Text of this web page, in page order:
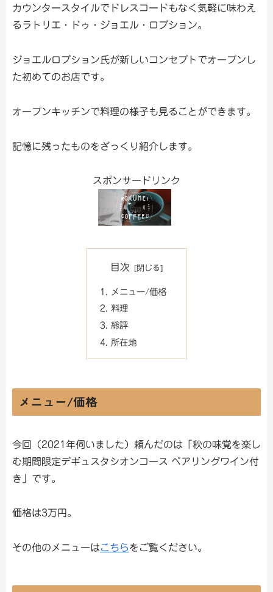
カウンタースタイルでドレスコードもなく気軽に味わえ
るラトリエ・ドゥ・ジョエル・ロブション。
ジョエルロブション氏が新しいコンセプトでオープンし
た初めてのお店です。
オープンキッチンで料理の様子も見ることができます。
記憶に残ったものをざっくり紹介します。
スポンサードリンク
目次
メニュー/価格
料理
総評
所在地
メニュー/価格
今回（2021年伺いました）頼んだのは「秋の味覚を楽し
む期間限定デギュスタシオンコース ペアリングワイン付
き」です。
価格は3万円。
その他のメニューはこちらをご覧ください。